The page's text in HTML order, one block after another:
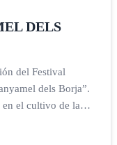
DELS
del Festival
dels Borja”.
en el cultivo de la
al Palau centrada